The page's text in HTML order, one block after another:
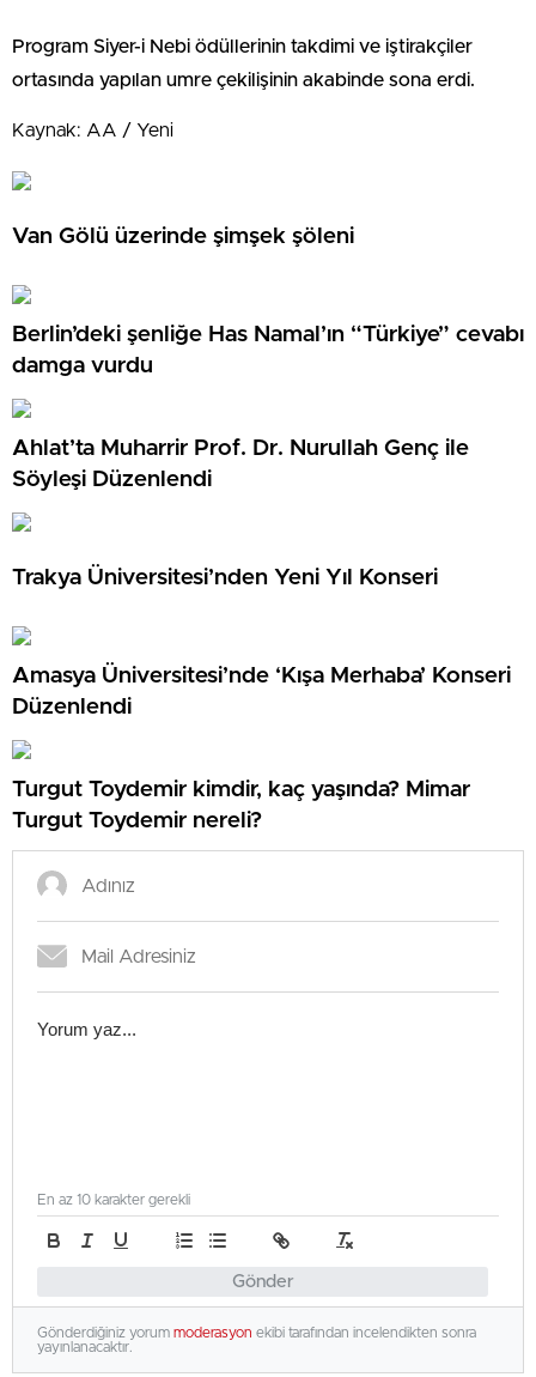
Program Siyer-i Nebi ödüllerinin takdimi ve iştirakçiler
ortasında yapılan umre çekilişinin akabinde sona erdi.
Kaynak: AA / Yeni
Van Gölü üzerinde şimşek şöleni
Berlin’deki şenliğe Has Namal’ın “Türkiye” cevabı
damga vurdu
Ahlat’ta Muharrir Prof. Dr. Nurullah Genç ile
Söyleşi Düzenlendi
Trakya Üniversitesi’nden Yeni Yıl Konseri
Amasya Üniversitesi’nde ‘Kışa Merhaba’ Konseri
Düzenlendi
Turgut Toydemir kimdir, kaç yaşında? Mimar
Turgut Toydemir nereli?
Gönder
En az 10 karakter gerekli
Gönderdiğiniz yorum moderasyon ekibi tarafından incelendikten sonra
yayınlanacaktır.